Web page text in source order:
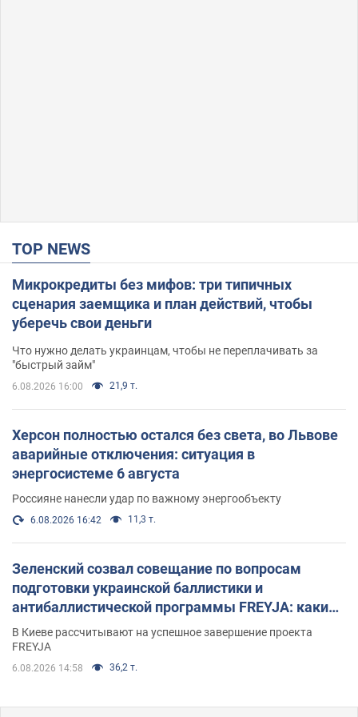
TOP NEWS
Микрокредиты без мифов: три типичных
сценария заемщика и план действий, чтобы
уберечь свои деньги
Что нужно делать украинцам, чтобы не переплачивать за
"быстрый займ"
6.08.2026 16:00 21,9 т.
Херсон полностью остался без света, во Львове
аварийные отключения: ситуация в
энергосистеме 6 августа
Россияне нанесли удар по важному энергообъекту
6.08.2026 16:42 11,3 т.
Зеленский созвал совещание по вопросам
подготовки украинской баллистики и
антибаллистической программы FREYJA: какие
решения готовятся
В Киеве рассчитывают на успешное завершение проекта
FREYJA
6.08.2026 14:58 36,2 т.